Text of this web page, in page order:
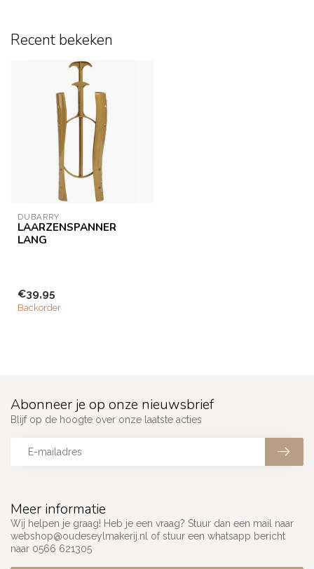
Recent bekeken
DUBARRY
LAARZENSPANNER
LANG
€39,95
Backorder
Meer informatie
Wij helpen je graag! Heb je een vraag? Stuur dan een mail naar
webshop@oudeseylmakerij.nl of stuur een whatsapp bericht
naar 0566 621305
Abonneer je op onze nieuwsbrief
Blijf op de hoogte over onze laatste acties